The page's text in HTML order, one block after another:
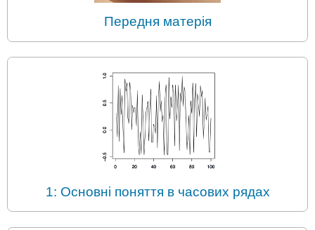
Передня матерія
1: Основні поняття в часових рядах